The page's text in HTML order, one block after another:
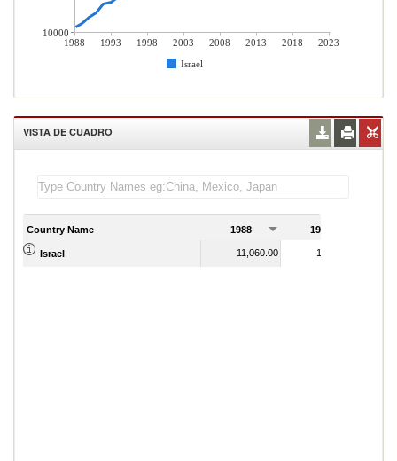
1988 1993 1998 2003 2008 2013 2018
2023
Israel
10000
VISTA DE CUADRO
Country Name 1988 1989
Israel 11,060.00 11,610.00